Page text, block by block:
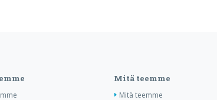
Mitä teemme
Mitä teemme